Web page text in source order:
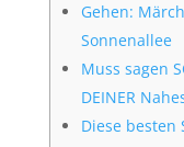
Gehen:
Sonnenallee
Muss sagen
DEINER
Diese besten